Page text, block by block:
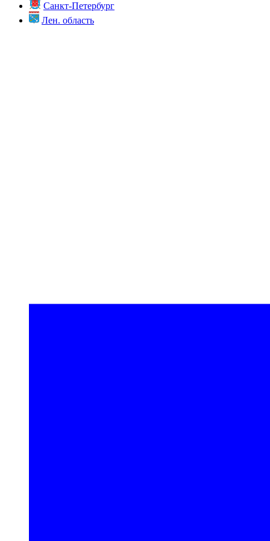
Санкт-Петербург
Лен. область